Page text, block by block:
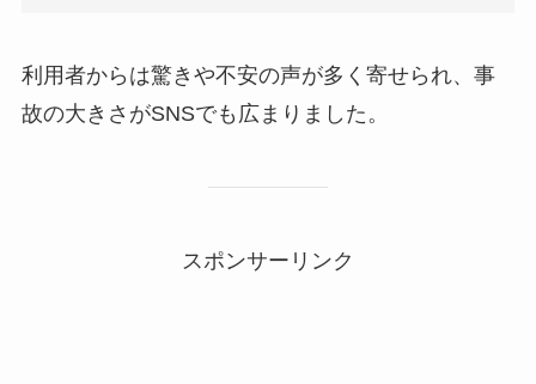
利用者からは驚きや不安の声が多く寄せられ、事
故の大きさがSNSでも広まりました。
スポンサーリンク